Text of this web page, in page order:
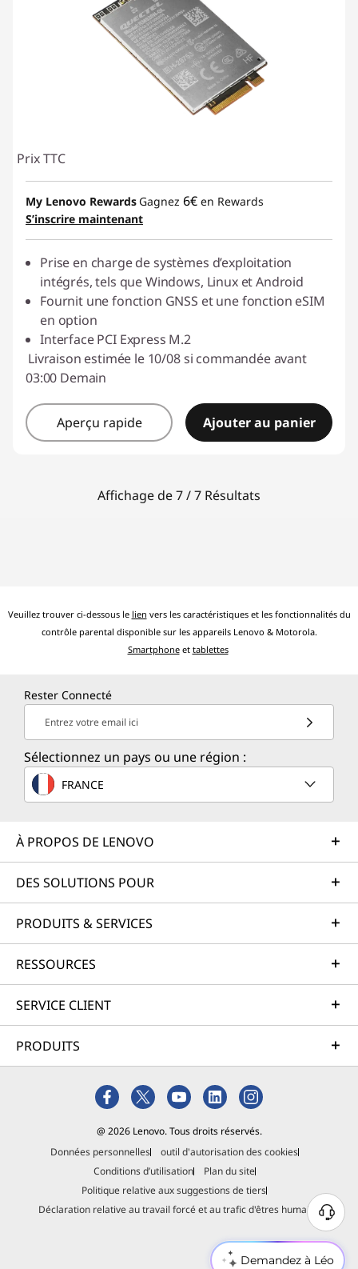
Demandez à Léo
Prix TTC
My Lenovo Rewards Gagnez 6€ en Rewards
S’inscrire maintenant
Prise en charge de systèmes d’exploitation
intégrés, tels que Windows, Linux et Android
Fournit une fonction GNSS et une fonction eSIM
en option
Interface PCI Express M.2
Livraison estimée le 10/08 si commandée avant
03:00 Demain
Aperçu rapide Ajouter au panier
Affichage de 7 / 7 Résultats
Veuillez trouver ci-dessous le lien vers les caractéristiques et les fonctionnalités du
contrôle parental disponible sur les appareils Lenovo & Motorola.
Smartphoneet tablettes
Rester Connecté
Entrez votre email ici
Sélectionnez un pays ou une région :
FRANCE
À PROPOS DE LENOVO
DES SOLUTIONS POUR
PRODUITS & SERVICES
RESSOURCES
SERVICE CLIENT
PRODUITS
@ 2026 Lenovo. Tous droits réservés.
Données personnelles
outil d'autorisation des cookies
Conditions d’utilisation
Plan du site
Politique relative aux suggestions de tiers
Déclaration relative au travail forcé et au trafic d'êtres humains